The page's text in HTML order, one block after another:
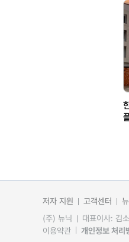
저자 지원 고객센터
(주) 뉴닉
대표이사: 김
이용약관
개인정보 처리